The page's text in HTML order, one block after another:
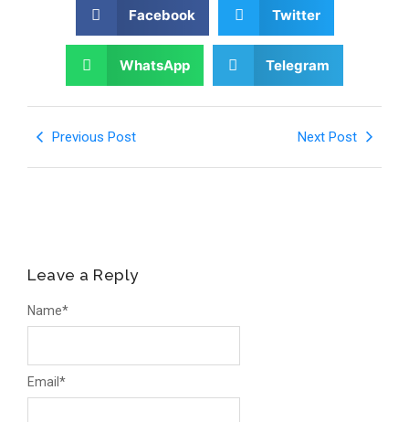
Facebook Twitter
WhatsApp Telegram
Previous Post Next Post
Leave a Reply
Name*
Email *